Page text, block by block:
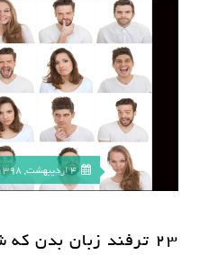
4 اردیبهشت, 1398
۲۳ ترفند زبان بدن